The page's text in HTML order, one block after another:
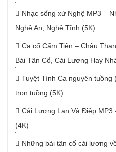
Nhạc sống xứ Nghệ MP3 –
Nghệ An, Nghệ Tĩnh (5K)
Ca cổ Cẩm Tiên – Châu
Bài Tân Cổ, Cải Lương Hay
Tuyệt Tình Ca nguyên tuồng
trọn tuồng (5K)
Cải Lương Lan Và Điệp MP3
(4K)
Những bài tân cổ cải lương